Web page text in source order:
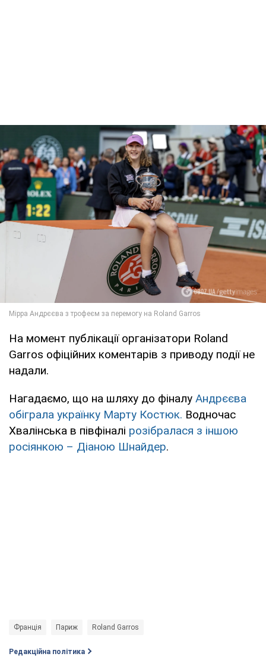
На момент публікації організатори Roland
Garros офіційних коментарів з приводу події не
надали.
Нагадаємо, що на шляху до фіналу Андрєєва
обіграла українку Марту Костюк. Водночас
Хвалінська в півфіналі розібралася з іншою
росіянкою – Діаною Шнайдер.
Франція Париж Roland Garros
Редакційна політика